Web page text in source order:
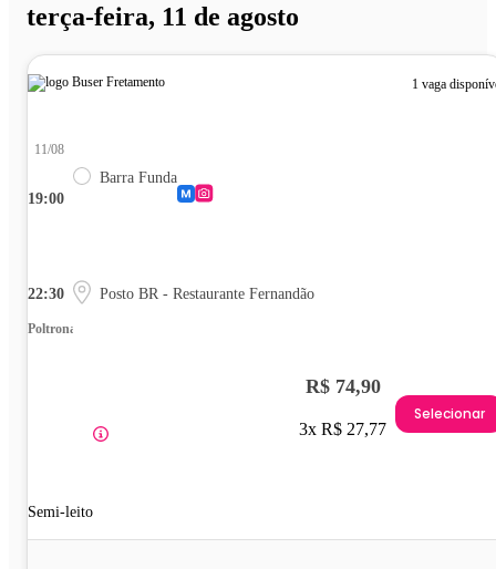
terça-feira, 11 de agosto
1 vaga
19:00
11/08
Barra Funda
22:30 Posto BR - Restaurante Fernandão
Poltrona
Semi-leito
R$ 74,90
3x R$ 27,77
Selecionar